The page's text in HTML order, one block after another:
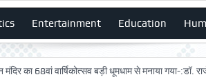
Entertainment Education
वार्षिकोत्सव बड़ी धूमधाम से मनाया गया-:डॉ. राजेश भाटिया